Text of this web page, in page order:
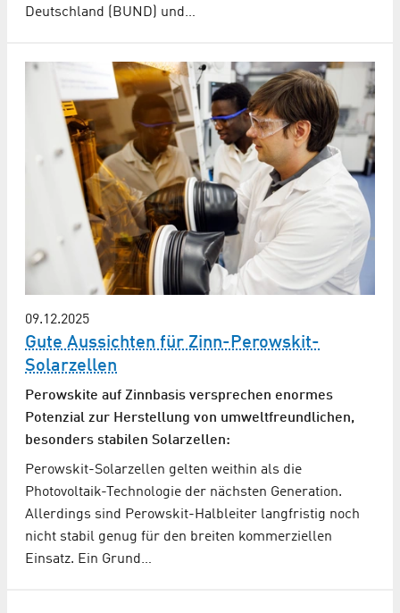
Deutschland (BUND) und…
09.12.2025
Gute Aussichten für Zinn-Perowskit-
Solarzellen
Perowskite auf Zinnbasis versprechen enormes
Potenzial zur Herstellung von umweltfreundlichen,
besonders stabilen Solarzellen:
Perowskit-Solarzellen gelten weithin als die
Photovoltaik-Technologie der nächsten Generation.
Allerdings sind Perowskit-Halbleiter langfristig noch
nicht stabil genug für den breiten kommerziellen
Einsatz. Ein Grund…